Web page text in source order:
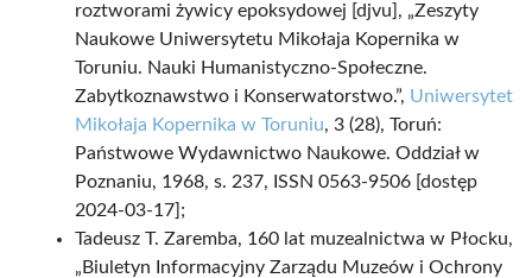
roztworami żywicy epoksydowej [djvu], „Zeszyty
Naukowe Uniwersytetu Mikołaja Kopernika w
Toruniu. Nauki Humanistyczno-Społeczne.
Zabytkoznawstwo i Konserwatorstwo.”, Uniwersytet
Mikołaja Kopernika w Toruniu, 3 (28), Toruń:
Państwowe Wydawnictwo Naukowe. Oddział w
Poznaniu, 1968, s. 237, ISSN 0563-9506 [dostęp
2024-03-17];
Tadeusz T. Zaremba, 160 lat muzealnictwa w Płocku,
„Biuletyn Informacyjny Zarządu Muzeów i Ochrony